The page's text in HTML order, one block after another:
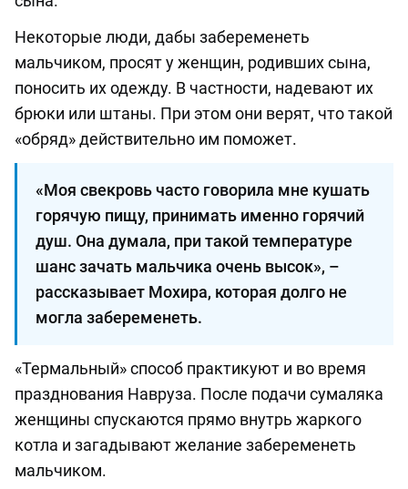
Некоторые люди, дабы забеременеть
мальчиком, просят у женщин, родивших сына,
поносить их одежду. В частности, надевают их
брюки или штаны. При этом они верят, что такой
«обряд» действительно им поможет.
«Моя свекровь часто говорила мне кушать
горячую пищу, принимать именно горячий
душ. Она думала, при такой температуре
шанс зачать мальчика очень высок», –
рассказывает Мохира, которая долго не
могла забеременеть.
«Термальный» способ практикуют и во время
празднования Навруза. После подачи сумаляка
женщины спускаются прямо внутрь жаркого
котла и загадывают желание забеременеть
мальчиком.